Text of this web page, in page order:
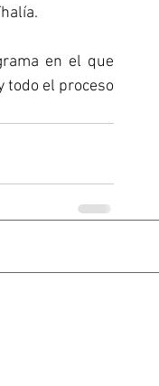
en el que
todo el proceso